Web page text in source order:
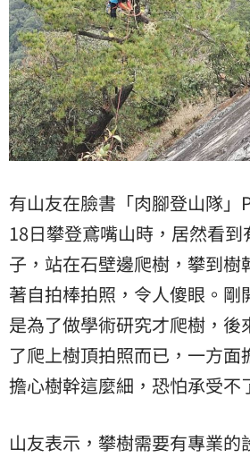
有山友在臉書「肉腳登山隊」
18日攀登鳶嘴山時，居然看
子，站在石壁邊爬樹，攀到樹
著自拍棒拍照，令人傻眼。剛
是為了做學術研究才爬樹，後
了爬上樹頂拍照而已，一方面
擔心樹幹這麼細，恐怕承受不
山友表示，攀樹需要有專業的